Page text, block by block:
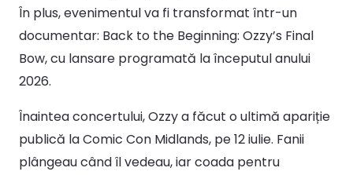
În plus, evenimentul va fi transformat într-un
documentar: Back to the Beginning: Ozzy’s Final
Bow, cu lansare programată la începutul anului
2026.
Înaintea concertului, Ozzy a făcut o ultimă apariție
publică la Comic Con Midlands, pe 12 iulie. Fanii
plângeau când îl vedeau, iar coada pentru